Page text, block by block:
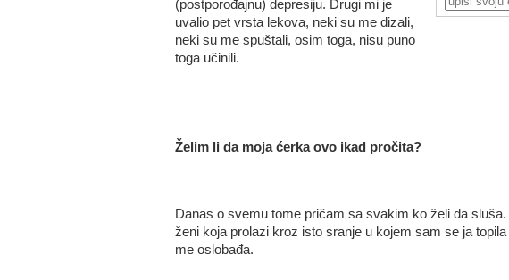
(postporođajnu) depresiju. Drugi mi je
uvalio pet vrsta lekova, neki su me dizali,
neki su me spuštali, osim toga, nisu puno
toga učinili.
Želim li da moja ćerka ovo ikad pročita?
Danas o svemu tome pričam sa svakim ko želi da
ženi koja prolazi kroz isto sranje u kojem sam se ja
me oslobađa.